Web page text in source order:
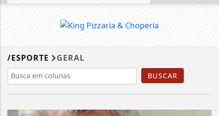
/ESPORTE GERAL
BUSCAR